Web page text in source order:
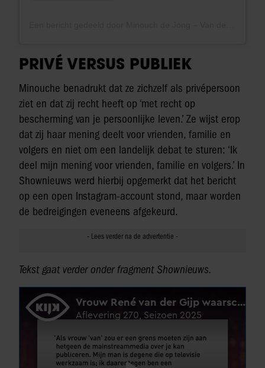
PRIVÉ VERSUS PUBLIEK
Minouche benadrukt dat ze zichzelf als privépersoon
ziet en dat zij recht heeft op ‘met recht op
bescherming van je persoonlijke leven.’ Ze wijst erop
dat zij haar mening deelt voor vrienden, familie en
volgers en niet om een landelijk debat te sturen: ‘Ik
deel mijn mening voor vrienden, familie en volgers.’ In
Shownieuws werd hierbij opgemerkt dat het bericht
op een open Instagram-account stond, maar worden
de bedreigingen eveneens afgekeurd.
Tekst gaat verder onder fragment Shownieuws.